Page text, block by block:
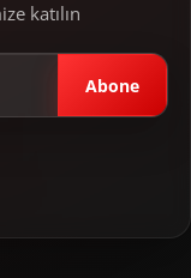
katılın
Abone